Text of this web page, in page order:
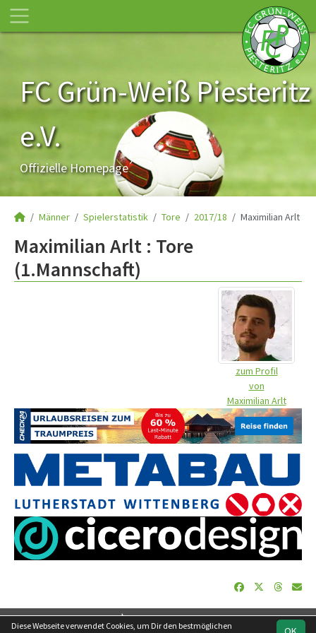
FC Grün-Weiß Piesteritz
e.V.
Offizielle Homepage
Männer Spielerstatistik Tore 2017/18 Maximilian Arlt
Maximilian Arlt : Tore
(1.Mannschaft)
zum Profil
von
Maximilian Arlt
soccero.de
Diese Webseite verwendet Cookies, um Dir den bestmöglichen